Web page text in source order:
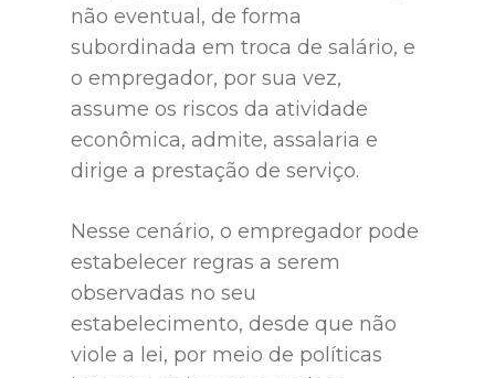
não eventual, de forma
subordinada em troca de salário, e
o empregador, por sua vez,
assume os riscos da atividade
econômica, admite, assalaria e
dirige a prestação de serviço.
Nesse cenário, o empregador pode
estabelecer regras a serem
observadas no seu
estabelecimento, desde que não
viole a lei, por meio de políticas